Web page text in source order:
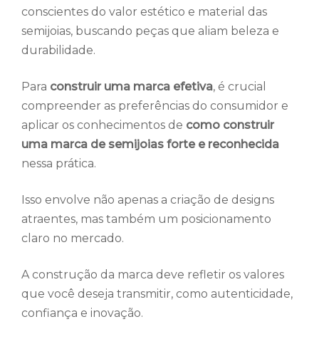
conscientes do valor estético e material das
semijoias, buscando peças que aliam beleza e
durabilidade.
Para construir uma marca efetiva, é crucial
compreender as preferências do consumidor e
aplicar os conhecimentos de como construir
uma marca de semijoias forte e reconhecida
nessa prática.
Isso envolve não apenas a criação de designs
atraentes, mas também um posicionamento
claro no mercado.
A construção da marca deve refletir os valores
que você deseja transmitir, como autenticidade,
confiança e inovação.